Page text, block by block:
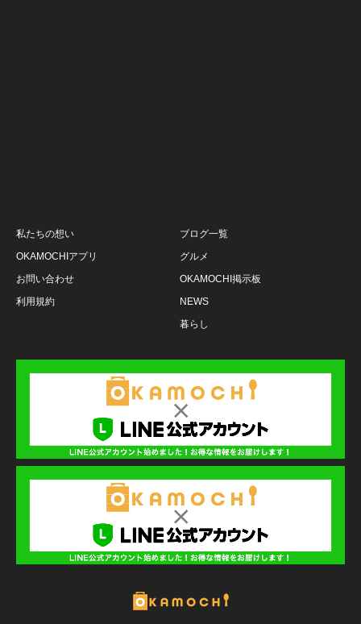
私たちの想い
OKAMOCHIアプリ
お問い合わせ
利用規約
ブログ一覧
グルメ
OKAMOCHI掲示板
NEWS
暮らし